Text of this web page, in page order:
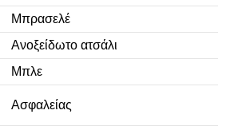
Μπρασελέ
Ανοξείδωτο ατσάλι
Μπλε
Ασφαλείας